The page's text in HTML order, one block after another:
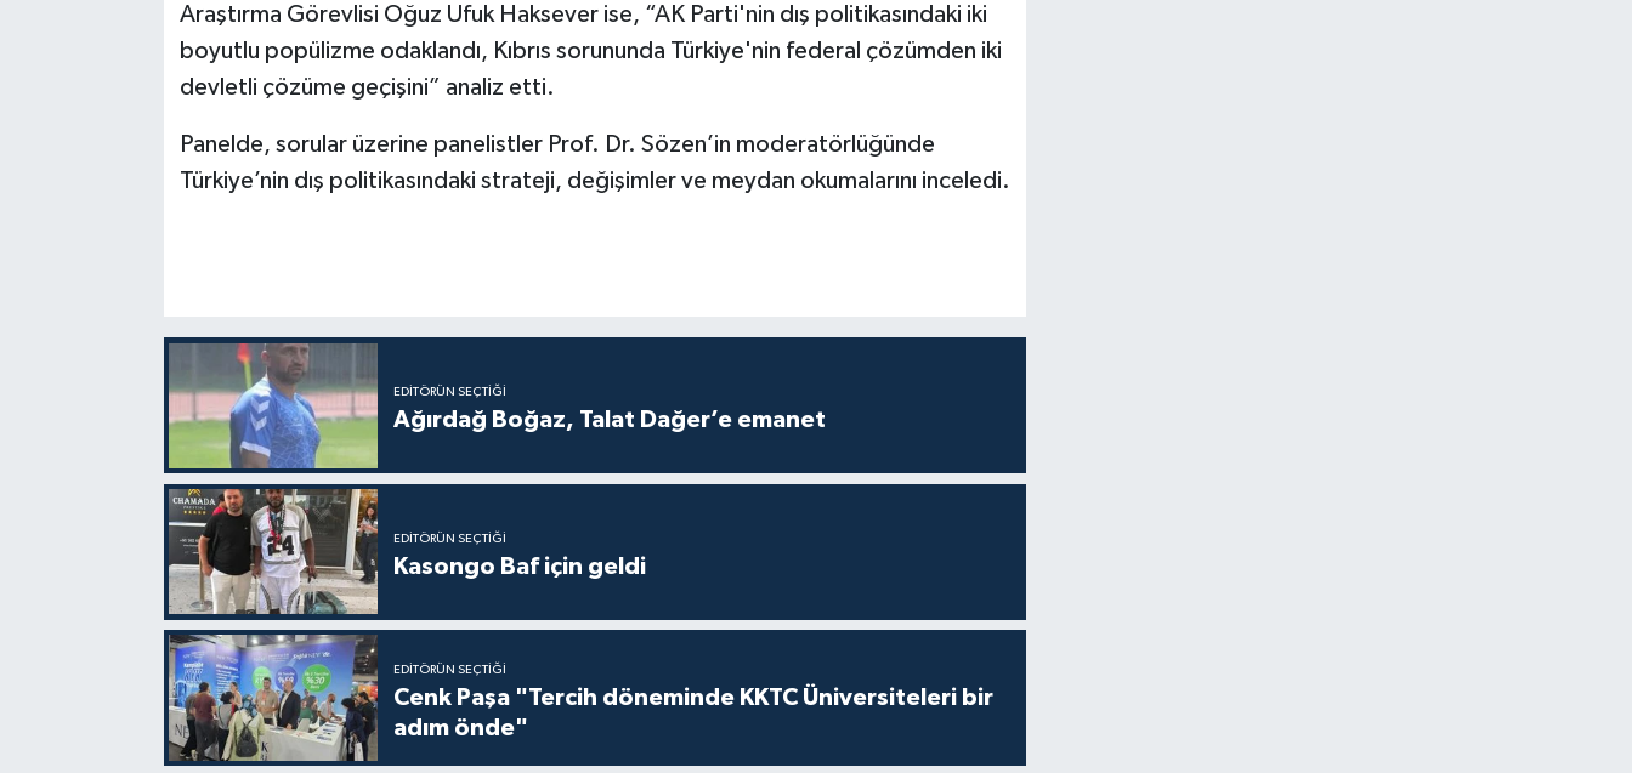
Araştırma Görevlisi Oğuz Ufuk Haksever ise, “AK Parti'nin dış politikasındaki iki
boyutlu popülizme odaklandı, Kıbrıs sorununda Türkiye'nin federal çözümden iki
devletli çözüme geçişini” analiz etti.
Panelde, sorular üzerine panelistler Prof. Dr. Sözen’in moderatörlüğünde
Türkiye’nin dış politikasındaki strateji, değişimler ve meydan okumalarını inceledi.
EDITÖRÜN SEÇTIĞI
Ağırdağ Boğaz, Talat Dağer’e emanet
EDITÖRÜN SEÇTIĞI
Kasongo Baf için geldi
EDITÖRÜN SEÇTIĞI
Cenk Paşa "Tercih döneminde KKTC Üniversiteleri bir
adım önde"